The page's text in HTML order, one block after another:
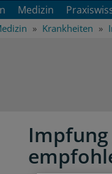
Medizin
Krankheiten